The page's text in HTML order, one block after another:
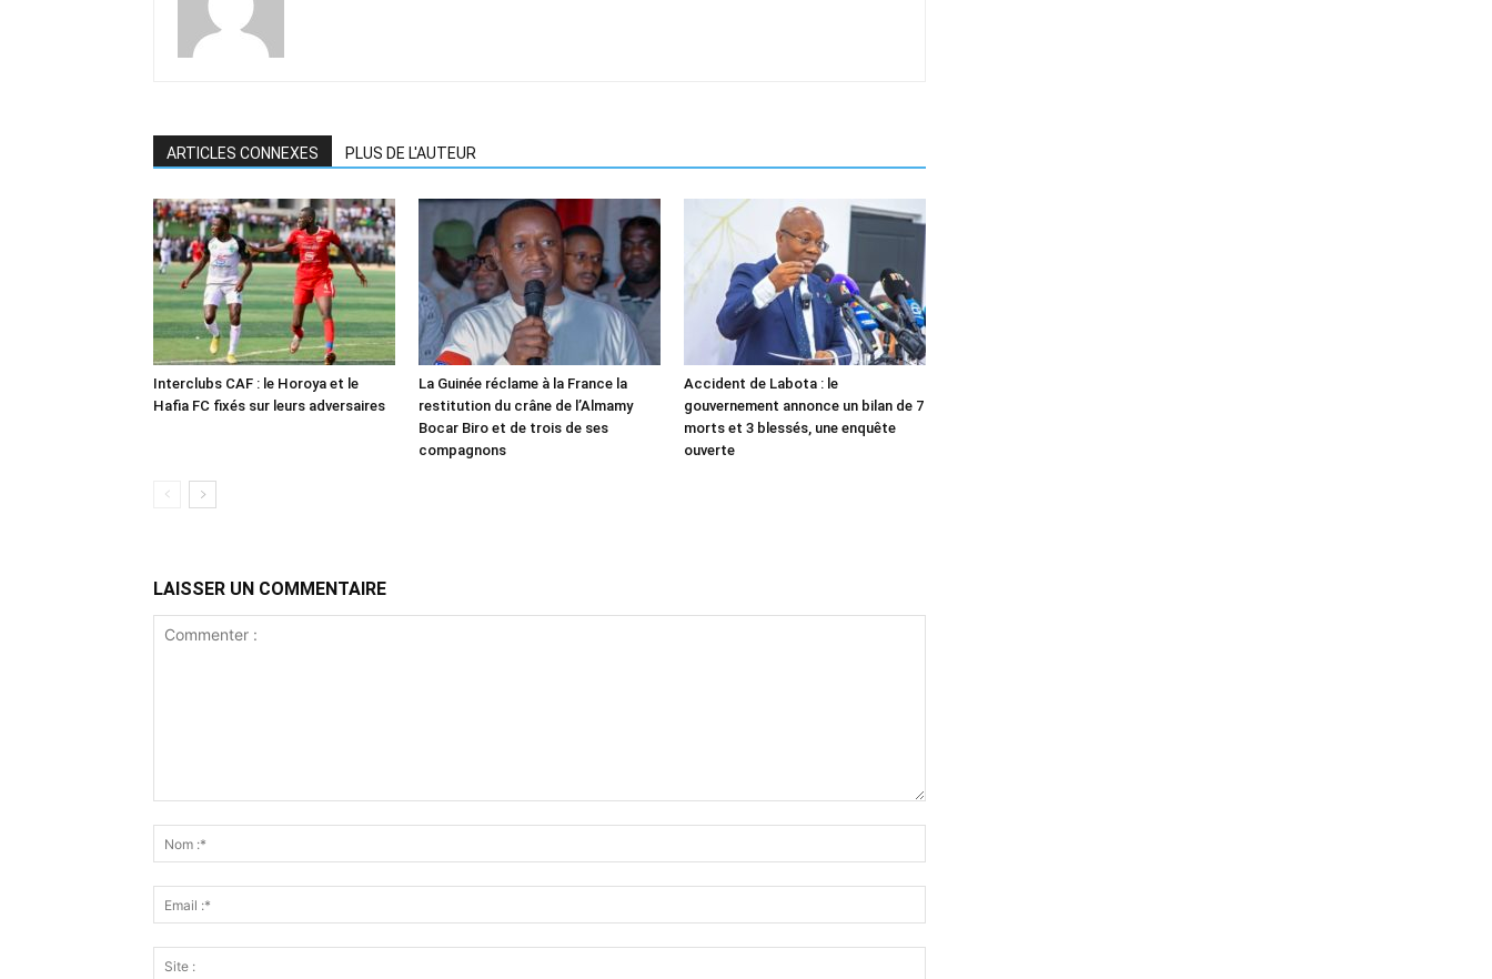
ARTICLES CONNEXES PLUS DE L'AUTEUR
Interclubs CAF : le Horoya et le
Hafia FC fixés sur leurs adversaires
La Guinée réclame à la France la
restitution du crâne de l’Almamy
Bocar Biro et de trois de ses
compagnons
Accident de Labota : le
gouvernement annonce un bilan de 7
morts et 3 blessés, une enquête
ouverte
LAISSER UN COMMENTAIRE